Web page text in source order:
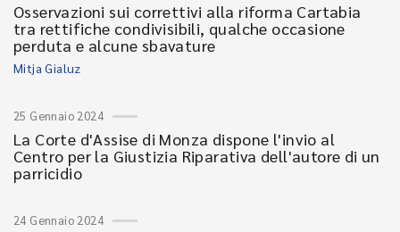
Osservazioni sui correttivi alla riforma Cartabia
tra rettifiche condivisibili, qualche occasione
perduta e alcune sbavature
Mitja Gialuz
25 Gennaio 2024
La Corte d'Assise di Monza dispone l'invio al
Centro per la Giustizia Riparativa dell'autore di un
parricidio
24 Gennaio 2024